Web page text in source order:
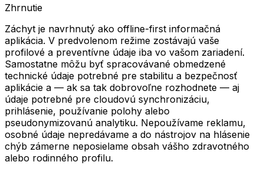
Zhrnutie
Záchyt je navrhnutý ako offline-first informačná
aplikácia. V predvolenom režime zostávajú vaše
profilové a preventívne údaje iba vo vašom zariadení.
Samostatne môžu byť spracovávané obmedzené
technické údaje potrebné pre stabilitu a bezpečnosť
aplikácie a — ak sa tak dobrovoľne rozhodnete — aj
údaje potrebné pre cloudovú synchronizáciu,
prihlásenie, používanie polohy alebo
pseudonymizovanú analytiku. Nepoužívame reklamu,
osobné údaje nepredávame a do nástrojov na hlásenie
chýb zámerne neposielame obsah vášho zdravotného
alebo rodinného profilu.